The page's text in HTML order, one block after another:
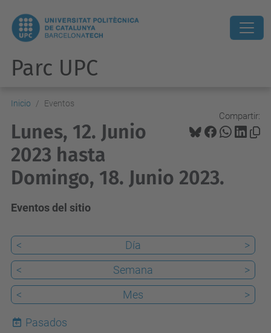
Parc UPC
Inicio Eventos
Compartir:
Lunes, 12. Junio
2023 hasta
Domingo, 18. Junio 2023.
Eventos del sitio
< Día
>
<
Semana
>
<
Mes >
Pasados